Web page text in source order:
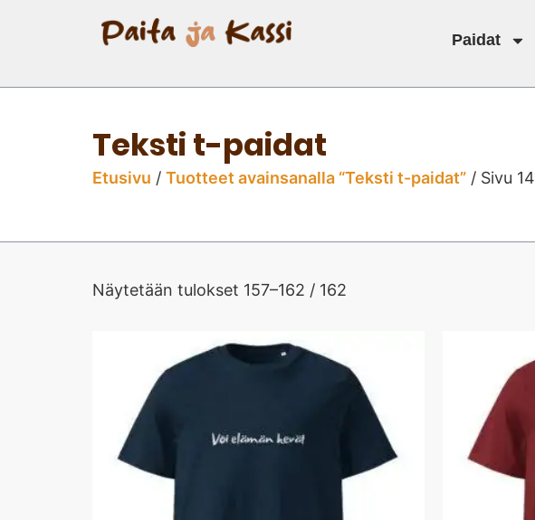
Paidat
Teksti t-paidat
Etusivu / Tuotteet avainsanalla “Teksti t-paidat” / Sivu 14
Näytetään tulokset 157–162 / 162